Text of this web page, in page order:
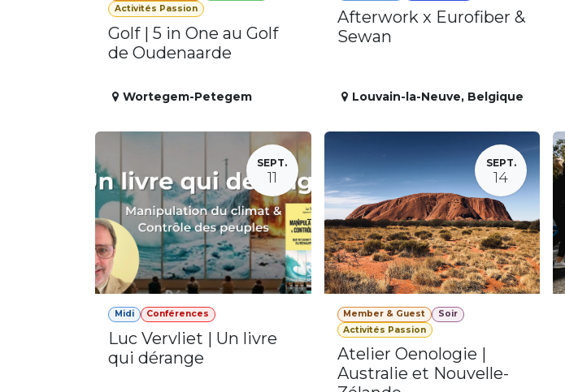
Activités Passion
Golf | 5 in One au Golf
de Oudenaarde
Wortegem-Petegem
Afterwork x Eurofiber &
Sewan
Louvain-la-Neuve, Belgique
SEPT.
11
Midi Conférences
Luc Vervliet | Un livre
qui dérange
SEPT.
14
Member & Guest
Soir
Activités Passion
Atelier Oenologie |
Australie et Nouvelle-